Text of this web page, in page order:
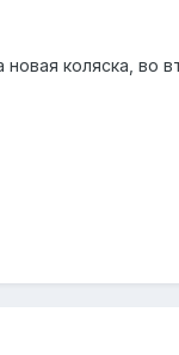
коляска, во